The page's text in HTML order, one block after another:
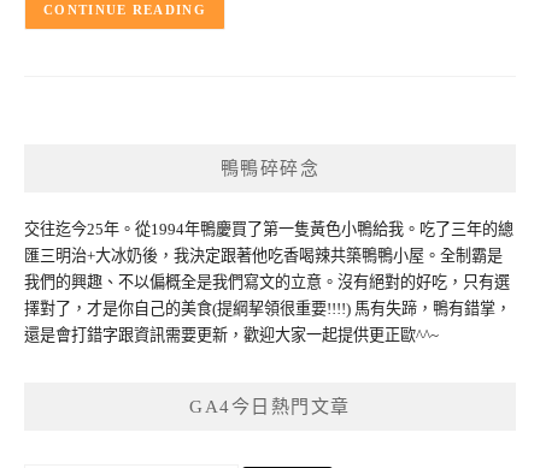
CONTINUE READING
鴨鴨碎碎念
交往迄今25年。從1994年鴨慶買了第一隻黃色小鴨給我。吃了三年的總
匯三明治+大冰奶後，我決定跟著他吃香喝辣共築鴨鴨小屋。全制霸是
我們的興趣、不以偏概全是我們寫文的立意。沒有絕對的好吃，只有選
擇對了，才是你自己的美食(提綱挈領很重要!!!!) 馬有失蹄，鴨有錯掌，
還是會打錯字跟資訊需要更新，歡迎大家一起提供更正歐^^~
GA4今日熱門文章